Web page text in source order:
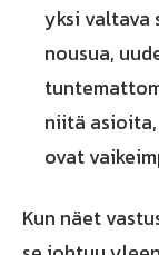
yksi valtava
nousua,
niitä
ovat
Kun näet